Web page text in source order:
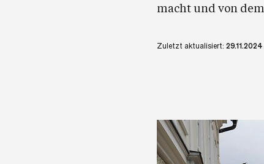
macht und von
Zuletzt aktualisiert: 29.11.2024